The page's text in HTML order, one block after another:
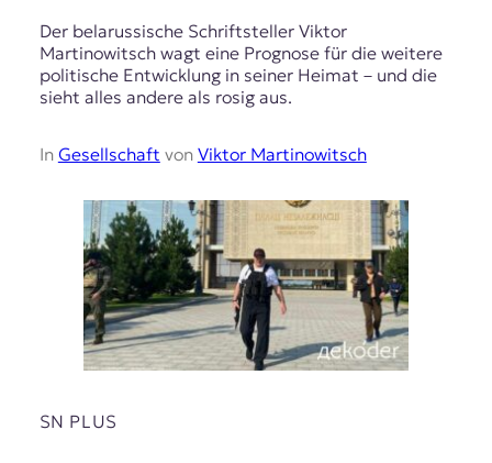
Der belarussische Schriftsteller Viktor
Martinowitsch wagt eine Prognose für die weitere
politische Entwicklung in seiner Heimat – und die
sieht alles andere als rosig aus.
In Gesellschaft von Viktor Martinowitsch
SN PLUS